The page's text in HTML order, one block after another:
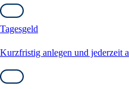
Tagesgeld
Kurzfristig anlegen und jederzeit